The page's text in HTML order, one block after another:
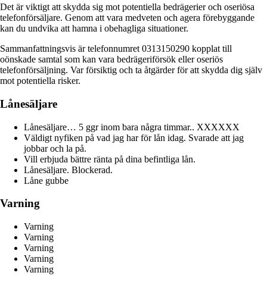
Det är viktigt att skydda sig mot potentiella bedrägerier och oseriösa
telefonförsäljare. Genom att vara medveten och agera förebyggande
kan du undvika att hamna i obehagliga situationer.
Sammanfattningsvis är telefonnumret 0313150290 kopplat till
oönskade samtal som kan vara bedrägeriförsök eller oseriös
telefonförsäljning. Var försiktig och ta åtgärder för att skydda dig själv
mot potentiella risker.
Lånesäljare
Lånesäljare… 5 ggr inom bara några timmar.. XXXXXX
Väldigt nyfiken på vad jag har för lån idag. Svarade att jag
jobbar och la på.
Vill erbjuda bättre ränta på dina befintliga lån.
Lånesäljare. Blockerad.
Låne gubbe
Varning
Varning
Varning
Varning
Varning
Varning